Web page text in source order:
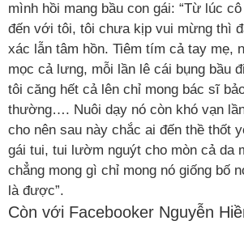
mình hồi mang bầu con gái: “Từ lúc
đến với tôi, tôi chưa kịp vui mừng thì
xác lẫn tâm hồn. Tiêm tím cả tay mẹ,
mọc cả lưng, mỗi lần lê cái bụng bầu
tôi căng hết cả lên chỉ mong bác sĩ
thường…. Nuôi dạy nó còn khó vạn
cho nên sau này chắc ai đến thề thốt
gái tui, tui lườm nguýt cho mòn cả da
chẳng mong gì chỉ mong nó giống bố
là được”.
Còn với Facebooker Nguyễn